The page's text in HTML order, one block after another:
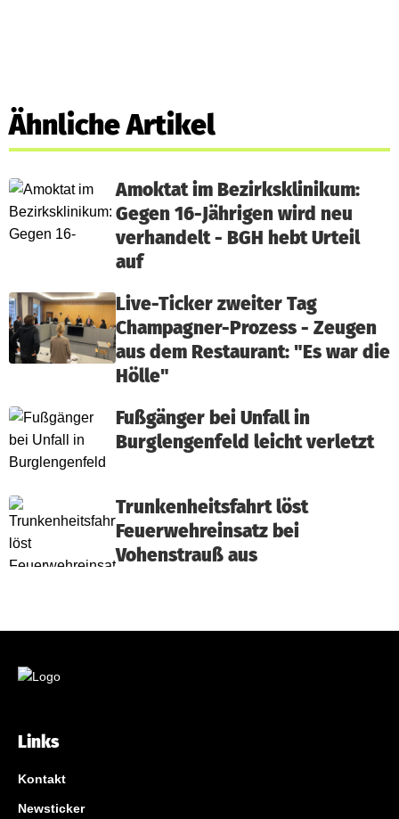
Ähnliche Artikel
Amoktat im Bezirksklinikum:
Gegen 16-Jährigen wird neu
verhandelt - BGH hebt Urteil
auf
Live-Ticker zweiter Tag
Champagner-Prozess - Zeugen
aus dem Restaurant: "Es war die
Hölle"
Fußgänger bei Unfall in
Burglengenfeld leicht verletzt
Trunkenheitsfahrt löst
Feuerwehreinsatz bei
Vohenstrauß aus
Links
Kontakt
Newsticker